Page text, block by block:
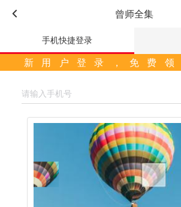
曾师全集
手机快捷登录
新用户登录，免费领